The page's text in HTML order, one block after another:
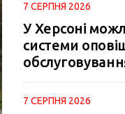
7 СЕРПНЯ 2026
У Херсоні
системи
7 СЕРПНЯ 2026